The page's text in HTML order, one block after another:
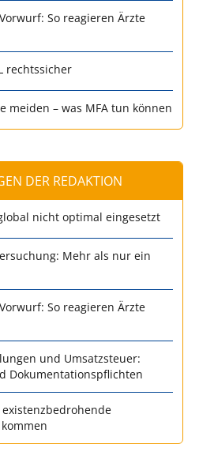
So reagieren Ärzte
rechtssicher
meiden – was MFA tun können
DER REDAKTION
nicht optimal eingesetzt
Mehr als nur ein
So reagieren Ärzte
und Umsatzsteuer:
Dokumentationspflichten